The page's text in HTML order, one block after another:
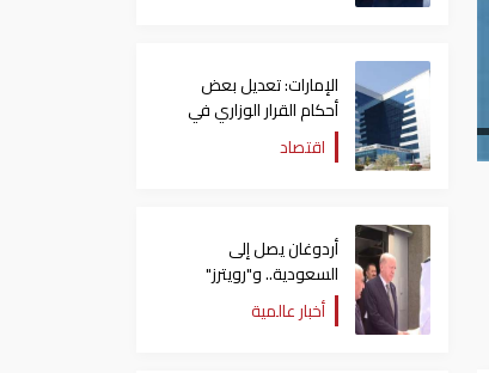
الإمارات: تعديل بعض
أحكام القرار الوزاري في
شأن الضريبة على الشركات
والأعمال
اقتصاد
أردوغان يصل إلى
السعودية.. و"رويترز"
تكشف تفاصيل الاتفاق
المرتقب
أخبار عالمية